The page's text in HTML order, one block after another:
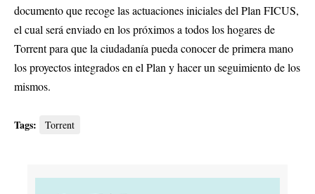
documento que recoge las actuaciones iniciales del Plan FICUS,
el cual será enviado en los próximos a todos los hogares de
Torrent para que la ciudadanía pueda conocer de primera mano
los proyectos integrados en el Plan y hacer un seguimiento de los
mismos.
Tags: Torrent